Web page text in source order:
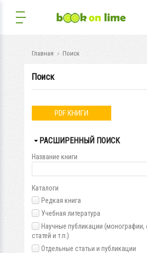
Главная Поиск
Поиск
PDF КНИГИ
СКРЫТЬ
РАСШИРЕННЫЙ ПОИСК
Название книги
Каталоги
Редкая книга
Учебная литература
Научные публикации (монографии,
статей и т.п.)
Отдельные статьи и публикации